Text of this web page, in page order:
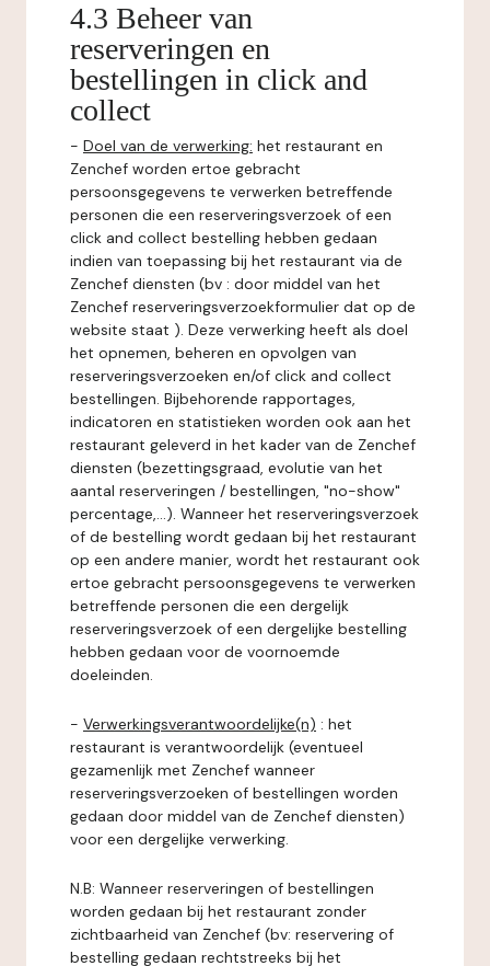
4.3 Beheer van
reserveringen en
bestellingen in click and
collect
- Doel van de verwerking: het restaurant en
Zenchef worden ertoe gebracht
persoonsgegevens te verwerken betreffende
personen die een reserveringsverzoek of een
click and collect bestelling hebben gedaan
indien van toepassing bij het restaurant via de
Zenchef diensten (bv : door middel van het
Zenchef reserveringsverzoekformulier dat op de
website staat ). Deze verwerking heeft als doel
het opnemen, beheren en opvolgen van
reserveringsverzoeken en/of click and collect
bestellingen. Bijbehorende rapportages,
indicatoren en statistieken worden ook aan het
restaurant geleverd in het kader van de Zenchef
diensten (bezettingsgraad, evolutie van het
aantal reserveringen / bestellingen, "no-show"
percentage,...). Wanneer het reserveringsverzoek
of de bestelling wordt gedaan bij het restaurant
op een andere manier, wordt het restaurant ook
ertoe gebracht persoonsgegevens te verwerken
betreffende personen die een dergelijk
reserveringsverzoek of een dergelijke bestelling
hebben gedaan voor de voornoemde
doeleinden.
- Verwerkingsverantwoordelijke(n) : het
restaurant is verantwoordelijk (eventueel
gezamenlijk met Zenchef wanneer
reserveringsverzoeken of bestellingen worden
gedaan door middel van de Zenchef diensten)
voor een dergelijke verwerking.
N.B: Wanneer reserveringen of bestellingen
worden gedaan bij het restaurant zonder
zichtbaarheid van Zenchef (bv: reservering of
bestelling gedaan rechtstreeks bij het